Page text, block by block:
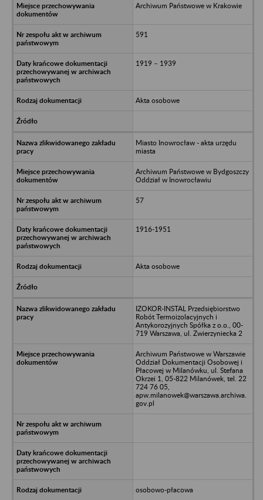
Archiwum Państwowe w Krakowie
591
1919 – 1939
Akta osobowe
Miasto Inowrocław - akta urzędu
miasta
Archiwum Państwowe w Bydgoszczy
Oddział w Inowrocławiu
57
1916-1951
Akta osobowe
IZOKOR-INSTAL Przedsiębiorstwo
Robót Termoizolacyjnych i
Antykorozyjnych Spółka z o.o., 00-
719 Warszawa, ul. Zwierzyniecka 2
Archiwum Państwowe w Warszawie
Oddział Dokumentacji Osobowej i
Płacowej w Milanówku, ul. Stefana
Okrzei 1, 05-822 Milanówek, tel. 22
724 76 05,
apw.milanowek@warszawa.archiwa.
gov.pl
osobowo-płacowa